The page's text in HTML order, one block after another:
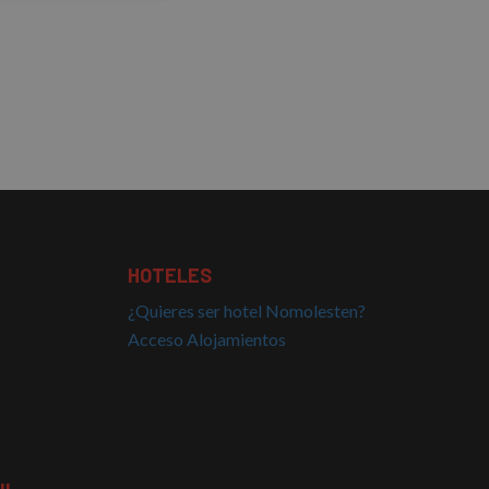
HOTELES
¿Quieres ser hotel Nomolesten?
Acceso Alojamientos
lenguaje PHP.
se utiliza para
es un
puede ser
un estado
visitantes. Es